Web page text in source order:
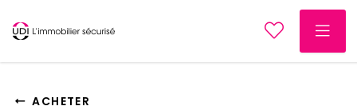
ACHETER